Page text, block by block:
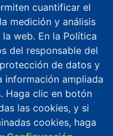
cuantificar el
medición y análisis
web. En la Política
del responsable del
de datos y
información ampliada
Haga clic en botón
las cookies, y si
cookies, haga